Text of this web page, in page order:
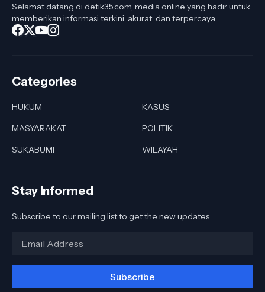
Selamat datang di detik35.com, media online yang hadir untuk
memberikan informasi terkini, akurat, dan terpercaya.
Categories
HUKUM
KASUS
MASYARAKAT
POLITIK
SUKABUMI
WILAYAH
Stay Informed
Subscribe to our mailing list to get the new updates.